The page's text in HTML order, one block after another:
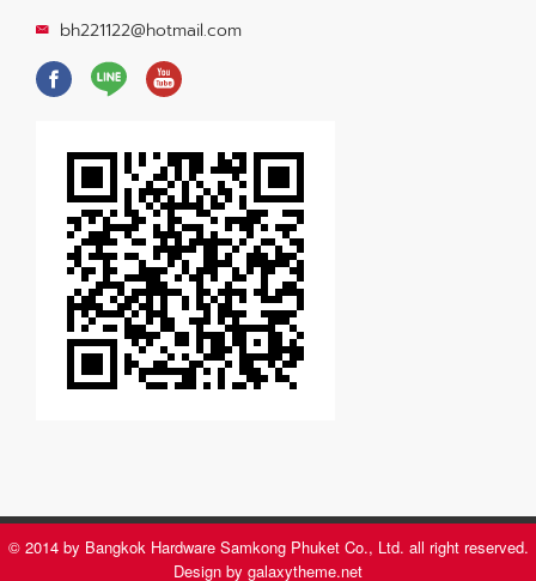
bh221122@hotmail.com
© 2014 by Bangkok Hardware Samkong Phuket Co., Ltd. all right reserved.
Design by galaxytheme.net